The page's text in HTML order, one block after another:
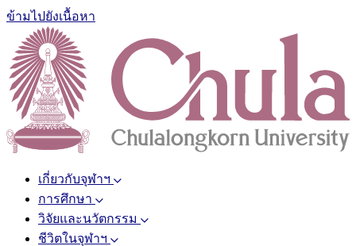
ข้ามไปยังเนื้อหา
เกี่ยวกับจุฬาฯ
การศึกษา
วิจัยและนวัตกรรม
ชีวิตในจุฬาฯ